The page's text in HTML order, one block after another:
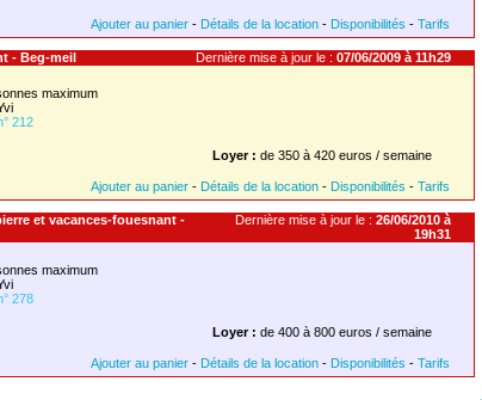
Ajouter au panier - Détails de la location - Disponibilités - Tarifs
- Beg-meil Dernière mise à jour le : 07/06/2009 à 11h29
maximum
212
Loyer : de 350 à 420 euros / semaine
Ajouter au panier - Détails de la location - Disponibilités - Tarifs
et vacances-fouesnant -
Dernière mise à jour le : 26/06/2010 à
19h31
maximum
278
Loyer : de 400 à 800 euros / semaine
Ajouter au panier - Détails de la location - Disponibilités - Tarifs